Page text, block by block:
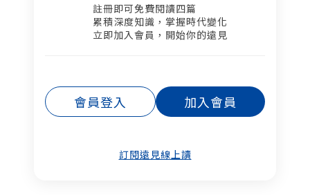
註冊即可免費閱讀四篇​
累積深度知識，掌握時代變化​
立即加入會員，開始你的遠見
會員登入 加入會員
訂閱遠見線上讀